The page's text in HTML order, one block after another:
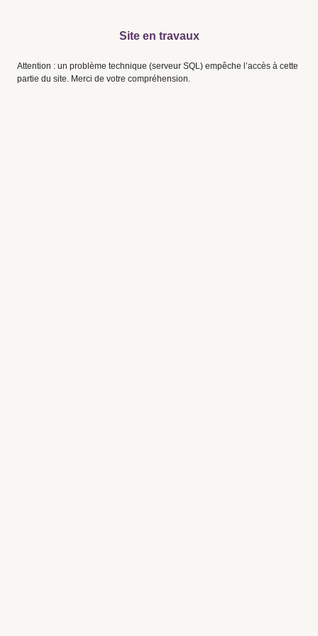
Site en travaux
Attention : un problème technique (serveur SQL) empêche l’accès à cette
partie du site. Merci de votre compréhension.